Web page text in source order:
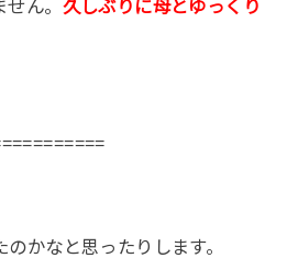
ん。 久しぶりに母とゆっくり
かなと思ったりします。